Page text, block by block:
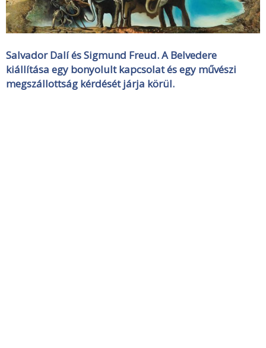
Salvador Dalí és Sigmund Freud. A Belvedere
kiállítása egy bonyolult kapcsolat és egy művészi
megszállottság kérdését járja körül.